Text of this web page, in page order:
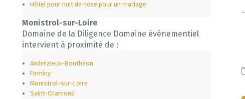
Hôtel pour nuit de noce pour un mariage
Monistrol-sur-Loire
Domaine de la Diligence Domaine événementiel
intervient à proximité de :
Andrézieux-Bouthéon
Firminy
Monistrol-sur-Loire
Saint-Chamond